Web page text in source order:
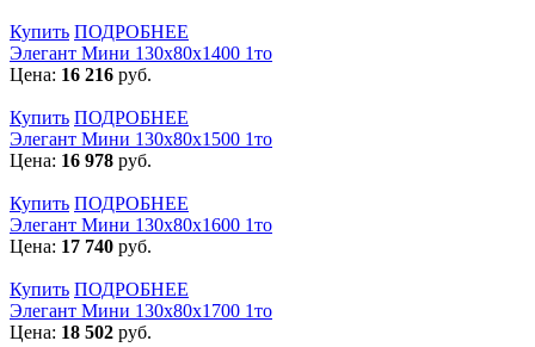
Купить ПОДРОБНЕЕ
Элегант Мини 130x80x1400 1то
Цена: 16 216 руб.
Купить ПОДРОБНЕЕ
Элегант Мини 130x80x1500 1то
Цена: 16 978 руб.
Купить ПОДРОБНЕЕ
Элегант Мини 130x80x1600 1то
Цена: 17 740 руб.
Купить ПОДРОБНЕЕ
Элегант Мини 130x80x1700 1то
Цена: 18 502 руб.